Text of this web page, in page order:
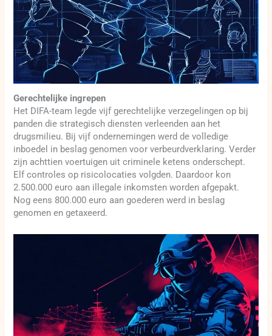
Gerechtelijke ingrepen
Het DIFA-team legde vijf gerechtelijke verzegelingen op bij
panden die strategisch diensten verleenden aan het
drugsmilieu. Bij vijf ondernemingen werd de volledige
inboedel in beslag genomen voor verbeurdverklaring. Verder
zijn achttien voertuigen uit criminele ketens onderschept.
Elf controles op risicolocaties volgden. Daardoor kon
2.500.000 euro aan illegale inkomsten worden afgepakt.
Nog eens 800.000 euro aan goederen werd in beslag
genomen en getaxeerd.